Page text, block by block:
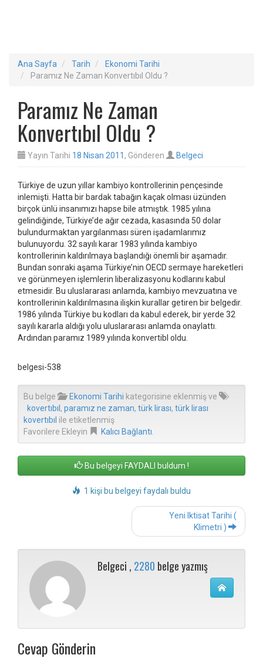
Ana Sayfa Tarih
Ekonomi Tarihi
Paramız Ne Zaman Konvertıbıl Oldu ?
Paramız Ne Zaman
Konvertıbıl Oldu ?
Yayın Tarihi 18 Nisan 2011 , Gönderen Belgeci
Türkiye de uzun yıllar kambiyo kontrollerinin pençesinde
inlemişti. Hatta bir bardak tabağın kaçak olması üzünden
birçok ünlü insanımızı hapse bile atmıştık. 1985 yılına
gelindiğinde, Türkiye’de ağır cezada, kasasında 50 dolar
bulundurmaktan yargılanması süren işadamlarımız
bulunuyordu. 32 sayılı karar 1983 yılında kambiyo
kontrollerinin kaldırılmaya başlandığı önemli bir aşamadır.
Bundan sonraki aşama Türkiye’nin OECD sermaye hareketleri
ve görünmeyen işlemlerin liberalizasyonu kodlarını kabul
etmesidir. Bu uluslararası anlamda, kambiyo mevzuatına ve
kontrollerinin kaldırılmasına ilişkin kurallar getiren bir belgedir.
1986 yılında Türkiye bu kodları da kabul ederek, bir yerde 32
sayılı kararla aldığı yolu uluslararası anlamda onaylattı.
Ardından paramız 1989 yılında konvertibl oldu.
belgesi-538
Bu belge Ekonomi Tarihi kategorisine eklenmiş ve
kovertıbıl , paramız ne zaman, türk lirası, türk lirası
kovertıbıl ile etiketlenmiş
Favorilere Ekleyin
Kalıcı Bağlantı
Bu belgeyi FAYDALI buldum !
1 kişi bu belgeyi faydalı buldu
Post
Yeni Iktisat Tarihi (
Klimetri )
Belgeci , 2280 belge yazmış
Cevap Gönderin